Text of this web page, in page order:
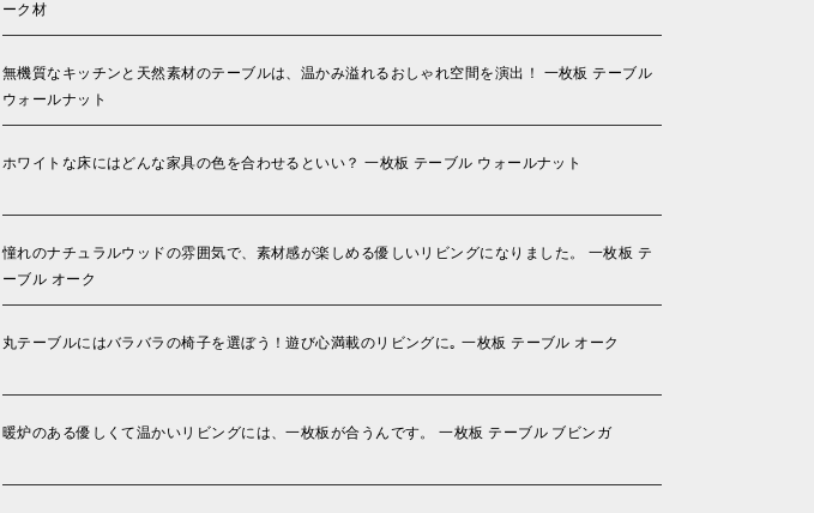
ーク材
無機質なキッチンと天然素材のテーブルは、温かみ溢れるおしゃれ空間を演出！ 一枚板 テーブル
ウォールナット
ホワイトな床にはどんな家具の色を合わせるといい？ 一枚板 テーブル ウォールナット
憧れのナチュラルウッドの雰囲気で、素材感が楽しめる優しいリビングになりました。 一枚板 テ
ーブル オーク
丸テーブルにはバラバラの椅子を選ぼう！遊び心満載のリビングに｡ 一枚板 テーブル オーク
暖炉のある優しくて温かいリビングには、一枚板が合うんです。 一枚板 テーブル ブビンガ